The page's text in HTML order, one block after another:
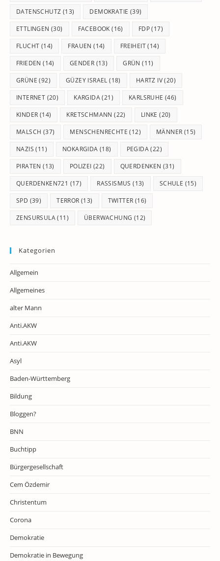
DATENSCHUTZ (13) DEMOKRATIE (39)
ETTLINGEN (30) FACEBOOK (16) FDP(17)
FLUCHT (14) FRAUEN (14) FREIHEIT(14)
FRIEDEN (14) GENDER (13) GRÜN (11)
GRÜNE (92) GÜZEY ISRAEL (18) HARTZ IV(20)
INTERNET (20) KARGIDA(21) KARLSRUHE (46)
KINDER (14) KRETSCHMANN (22) LINKE (20)
MALSCH (37) MENSCHENRECHTE (12) MÄNNER (15)
NAZIS (11) NOKARGIDA (18) PEGIDA(22)
PIRATEN (13) POLIZEI (22) QUERDENKEN (31)
QUERDENKEN721 (17) RASSISMUS (13) SCHULE (15)
SPD (39) TERROR (13) TWITTER (16)
ZENSURSULA(11) ÜBERWACHUNG (12)
Kategorien
Allgemein
Allgemeines
alter Mann
Anti.AKW
Anti.AKW
Asyl
Baden-Württemberg
Bildung
Bloggen?
BNN
Buchtipp
Bürgergesellschaft
Cem Özdemir
Christentum
Corona
Demokratie
Demokratie in Bewegung